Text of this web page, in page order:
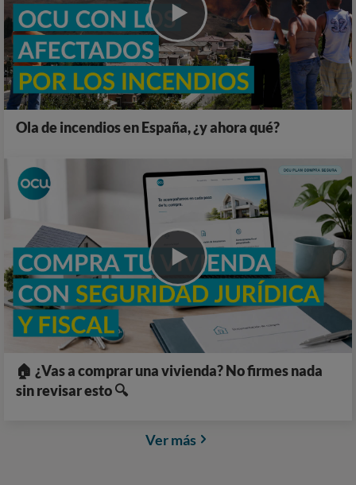
Ola de incendios en España, ¿y ahora qué?
🏠 ¿Vas a comprar una vivienda? No firmes nada
sin revisar esto 🔍
Ver más